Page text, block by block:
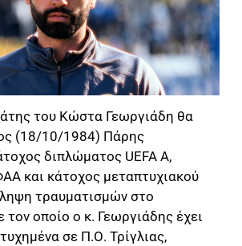
του Κώστα Γεωργιάδη θα
(18/10/1984) Πάρης
διπλώματος UEFA A,
και κάτοχος μεταπτυχιακού
τραυματισμών στο
οποίο ο κ. Γεωργιάδης έχει
σε Π.Ο. Τρίγλιας,